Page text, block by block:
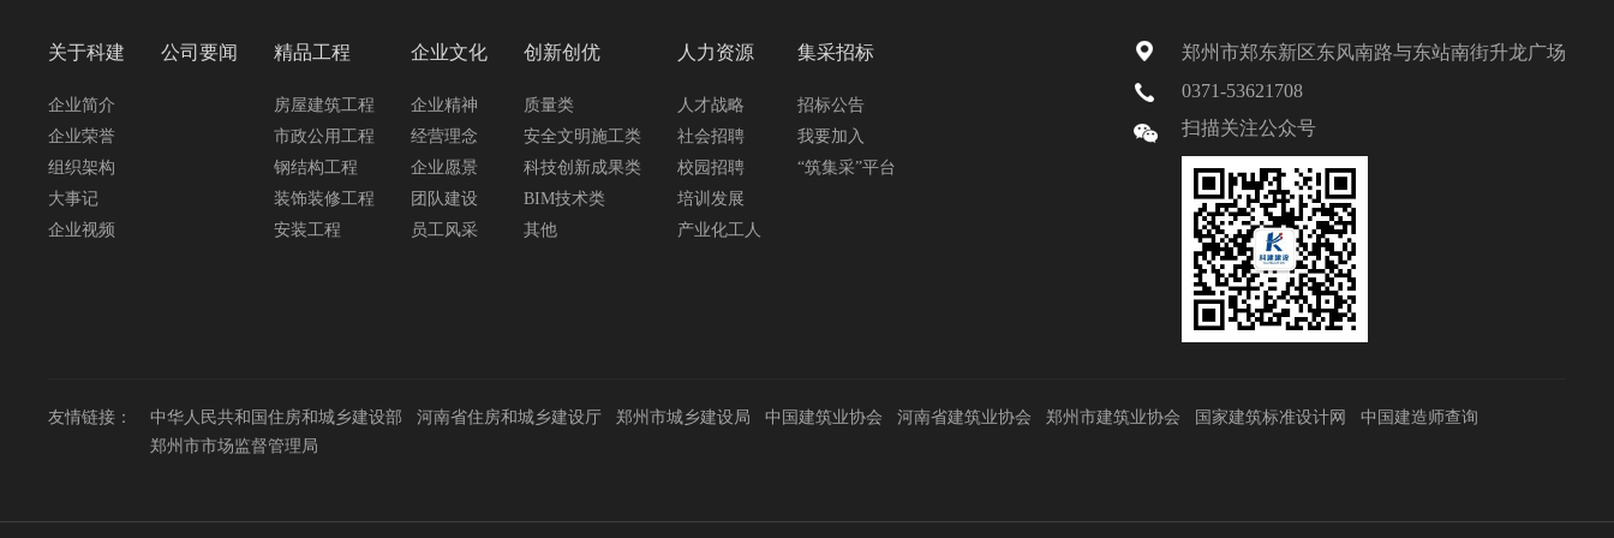
关于科建
企业简介
企业荣誉
组织架构
大事记
企业视频
公司要闻 精品工程
房屋建筑工程
市政公用工程
钢结构工程
装饰装修工程
安装工程
企业文化
企业精神
经营理念
企业愿景
团队建设
员工风采
创新创优
质量类
安全文明施工类
科技创新成果类
BIM技术类
其他
人力资源
人才战略
社会招聘
校园招聘
培训发展
产业化工人
集采招标
招标公告
我要加入
“筑集采”平台
郑州市郑东新区东风南路与东站南街升龙广场
0371-53621708
扫描关注公众号
友情链接： 中华人民共和国住房和城乡建设部 河南省住房和城乡建设厅 郑州市城乡建设局 中国建筑业协会 河南省建筑业协会 郑州市建筑业协会 国家建筑标准设计网
中国建造师查询
郑州市市场监督管理局